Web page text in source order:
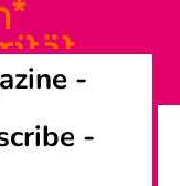
-
-